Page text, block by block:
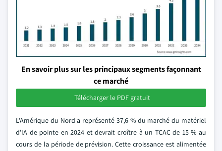
En savoir plus sur les principaux segments façonnant
ce marché
Télécharger le PDF gratuit
L'Amérique du Nord a représenté 37,6 % du marché du matériel
d'IA de pointe en 2024 et devrait croître à un TCAC de 15 % au
cours de la période de prévision. Cette croissance est alimentée